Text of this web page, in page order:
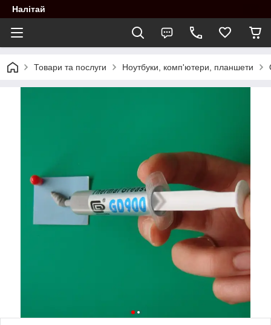
Налітай
Товари та послуги Ноутбуки, комп'ютери, планшети